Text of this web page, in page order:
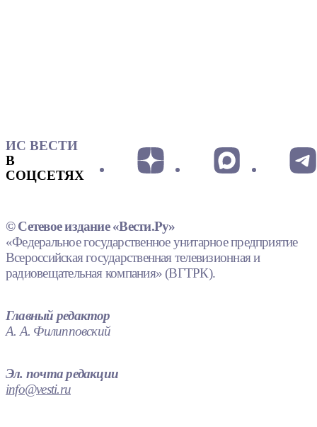
ИС ВЕСТИ
В
СОЦСЕТЯХ
© Сетевое издание «Вести.Ру»
«Федеральное государственное унитарное предприятие
Всероссийская государственная телевизионная и
радиовещательная компания» (ВГТРК).
Главный редактор
А. А. Филипповский
Эл. почта редакции
info@vesti.ru